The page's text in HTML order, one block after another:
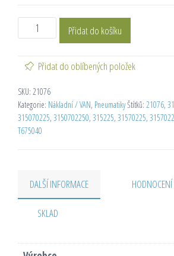
Přidat do košíku
Přidat do oblíbených položek
SKU: 21076
Kategorie: Nákladní / VAN, PneumatikyŠtítků: 21076,
315070225, 3150702250, 315225, 31570225,
T675040
DALŠÍ INFORMACE
SKLAD